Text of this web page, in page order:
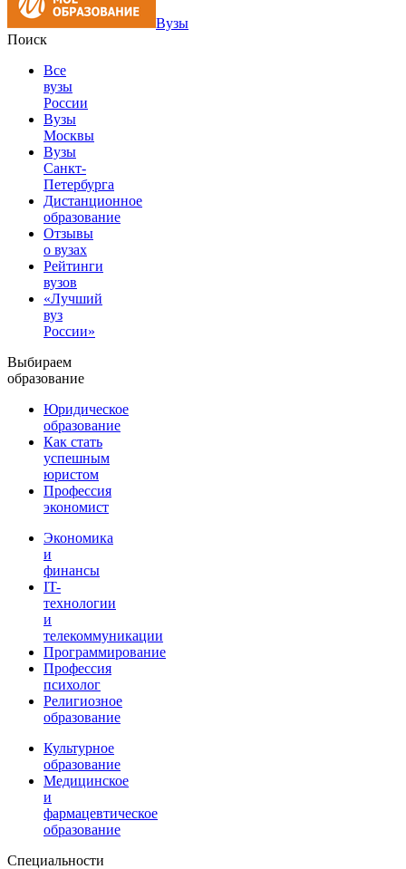
Вузы
Поиск
Все
вузы
России
Вузы
Москвы
Вузы
Санкт-
Петербурга
Дистанционное
образование
Отзывы
о вузах
Рейтинги
вузов
«Лучший
вуз
России»
Выбираем
образование
Юридическое
образование
Как стать
успешным
юристом
Профессия
экономист
Экономика
и
финансы
IT-
технологии
и
телекоммуникации
Программирование
Профессия
психолог
Религиозное
образование
Культурное
образование
Медицинское
и
фармацевтическое
образование
Специальности